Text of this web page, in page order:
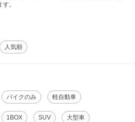
。
人気順
バイクのみ 軽自動車
1BOX SUV 大型車